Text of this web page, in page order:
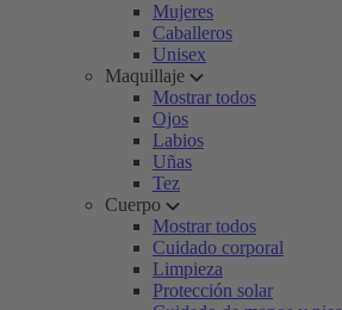
Mujeres
Caballeros
Unisex
Maquillaje
Mostrar todos
Ojos
Labios
Uñas
Tez
Cuerpo
Mostrar todos
Cuidado corporal
Limpieza
Protección solar